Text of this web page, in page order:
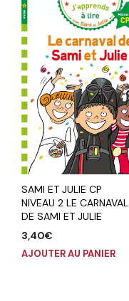
SAMI ET JULIE CP
NIVEAU 2 LE CARNAVAL
DE SAMI ET JULIE
3,40€
AJOUTER AU PANIER